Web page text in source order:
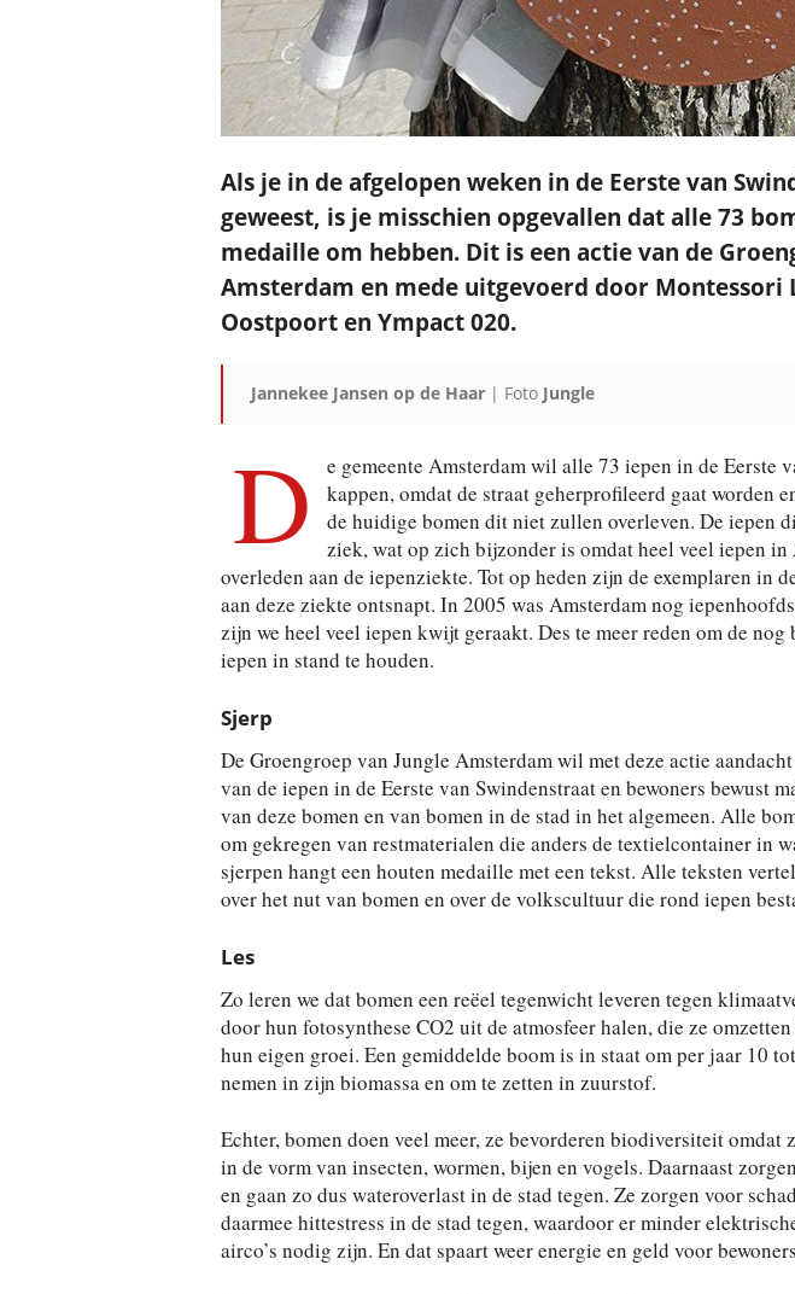
Als je in de afgelopen weken in de Eerste van
geweest, is je misschien opgevallen dat alle 73
medaille om hebben. Dit is een actie van de
Amsterdam en mede uitgevoerd door Montessori
Oostpoort en Ympact 020.
Jannekee Jansen op de Haar| Foto Jungle
D
e gemeente Amsterdam wil alle 73 iepen in de Eerste
kappen, omdat de straat geherprofileerd gaat worden
de huidige bomen dit niet zullen overleven. De iepen
ziek, wat op zich bijzonder is omdat heel veel iepen in
overleden aan de iepenziekte. Tot op heden zijn de exemplaren in
aan deze ziekte ontsnapt. In 2005 was Amsterdam nog
zijn we heel veel iepen kwijt geraakt. Des te meer reden om de nog
iepen in stand te houden.
Sjerp
De Groengroep van Jungle Amsterdam wil met deze actie
van de iepen in de Eerste van Swindenstraat en bewoners bewust
van deze bomen en van bomen in de stad in het algemeen. Alle
om gekregen van restmaterialen die anders de textielcontainer in
sjerpen hangt een houten medaille met een tekst. Alle teksten
over het nut van bomen en over de volkscultuur die rond iepen
Les
Zo leren we dat bomen een reëel tegenwicht leveren tegen
door hun fotosynthese CO2 uit de atmosfeer halen, die ze
hun eigen groei. Een gemiddelde boom is in staat om per jaar 10
nemen in zijn biomassa en om te zetten in zuurstof.
Echter, bomen doen veel meer, ze bevorderen biodiversiteit omdat
in de vorm van insecten, wormen, bijen en vogels. Daarnaast
en gaan zo dus wateroverlast in de stad tegen. Ze zorgen voor
daarmee hittestress in de stad tegen, waardoor er minder
airco’s nodig zijn. En dat spaart weer energie en geld voor